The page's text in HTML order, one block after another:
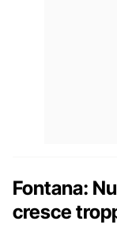
Fontana:
cresce